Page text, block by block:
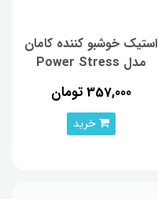
استیک خوشبو کننده کامان
مدل Power Stress
357,000 تومان
خرید